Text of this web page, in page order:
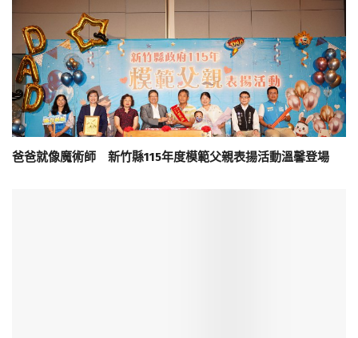
爸爸就像魔術師 新竹縣115年度模範父親表揚活動溫馨登場